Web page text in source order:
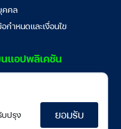
บปรุง
ยอมรับ
คคล
กำหนดและเงื่อนไข
แอปพลิเคชัน